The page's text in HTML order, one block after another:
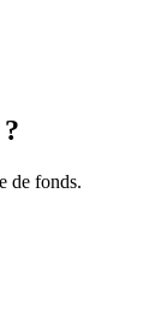
de fonds.